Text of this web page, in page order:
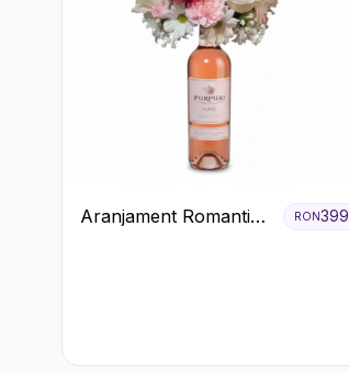
Aranjament Romantic
RON399